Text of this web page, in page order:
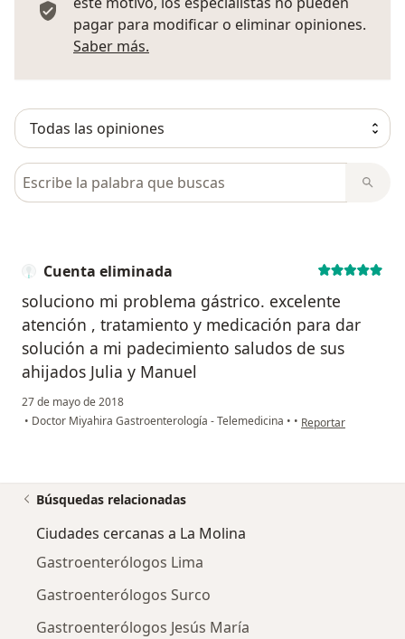
pagar para modificar o eliminar opiniones.
Saber más.
Busca en opiniones
Cuenta eliminada
soluciono mi problema gástrico. excelente
atención , tratamiento y medicación para dar
solución a mi padecimiento saludos de sus
ahijados Julia y Manuel
27 de mayo de 2018
• Doctor Miyahira Gastroenterología - Telemedicina • • en opinión del
Reportar
Búsquedas relacionadas
Ciudades cercanas a La Molina
Gastroenterólogos Lima
Gastroenterólogos Surco
Gastroenterólogos Jesús María